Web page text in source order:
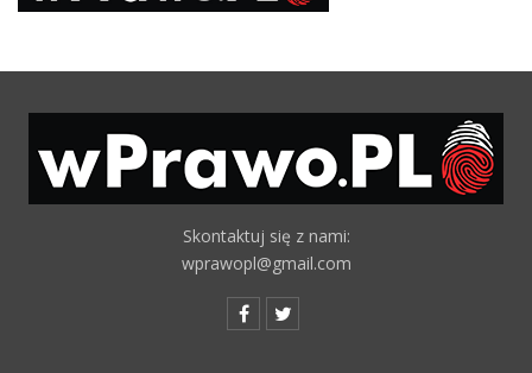
Skontaktuj się z nami:
wprawopl@gmail.com